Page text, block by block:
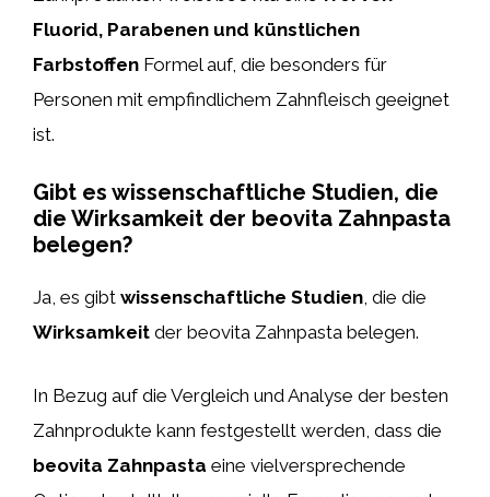
Fluorid, Parabenen und künstlichen
Farbstoffen Formel auf, die besonders für
Personen mit empfindlichem Zahnfleisch geeignet
ist.
Gibt es wissenschaftliche Studien, die
die Wirksamkeit der beovita Zahnpasta
belegen?
Ja, es gibt wissenschaftliche Studien, die die
Wirksamkeit der beovita Zahnpasta belegen.
In Bezug auf die Vergleich und Analyse der besten
Zahnprodukte kann festgestellt werden, dass die
beovita Zahnpasta eine vielversprechende